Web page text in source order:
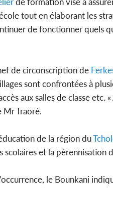
tout en élaborant les
de fonctionner quels
de circonscription de
sont confrontées à
aux salles de classe etc.
Mr Traoré.
de la région du
et la pérennisation
le Bounkani